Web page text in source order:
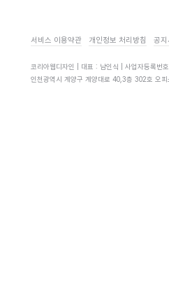
서비스 이용약관 개인정보 처리방침 공
코리아웹디자인 | 대표 : 남인식 | 사업자등록
인천광역시 계양구 계양대로 40,3층 302호 오